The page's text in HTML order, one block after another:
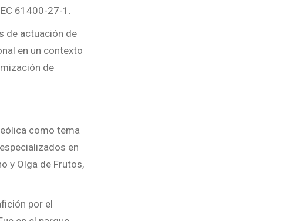
61400-27-1.
de actuación de
en un contexto
de
como tema
en
y Olga de Frutos,
por el